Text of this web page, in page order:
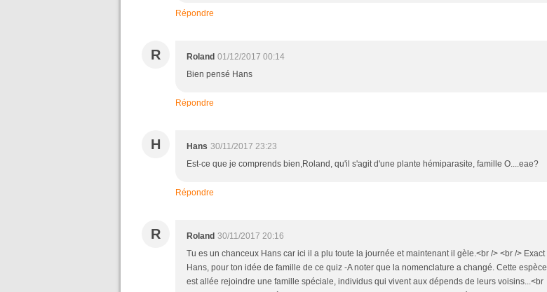
Répondre
R Roland 01/12/2017 00:14
Bien pensé Hans
Répondre
H Hans 30/11/2017 23:23
Est-ce que je comprends bien,Roland, qu'il s'agit d'une plante hémiparasite, famille O....eae?
Répondre
R Roland 30/11/2017 20:16
Tu es un chanceux Hans car ici il a plu toute la journée et maintenant il gèle.<br /> <br /> Exact
Hans, pour ton idée de famille de ce quiz -A noter que la nomenclature a changé. Cette espèce
est allée rejoindre une famille spéciale, individus qui vivent aux dépends de leurs voisins...<br